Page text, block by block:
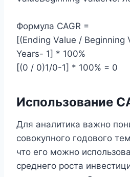
Формула CAGR =
[(Ending Value / Beginning
Years- 1] * 100%
[(0 / 0)1/0-1] * 100% = 0
Использование
Для аналитика важно
совокупного годового
что его можно
среднего роста